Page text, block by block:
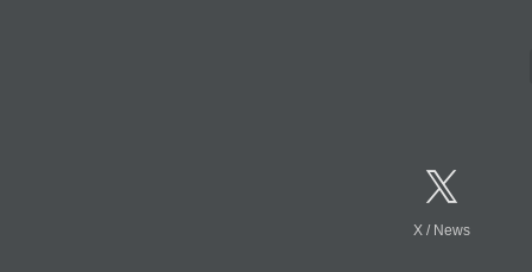
X / News